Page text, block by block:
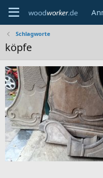
Schlagworte
köpfe